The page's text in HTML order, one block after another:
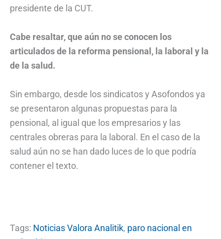
presidente de la CUT.
Cabe resaltar, que aún no se conocen los
articulados de la reforma pensional, la laboral y la
de la salud.
Sin embargo, desde los sindicatos y Asofondos ya
se presentaron algunas propuestas para la
pensional, al igual que los empresarios y las
centrales obreras para la laboral. En el caso de la
salud aún no se han dado luces de lo que podría
contener el texto.
Tags: Noticias Valora Analitik, paro nacional en